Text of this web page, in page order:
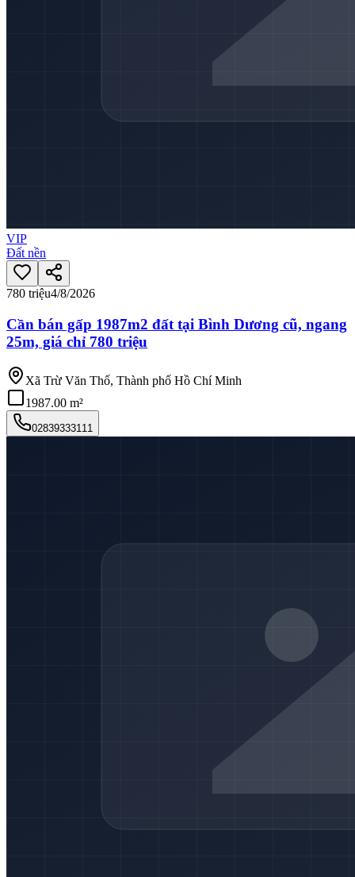
VIP
Đất nền
780 triệu4/8/2026
Cần bán gấp 1987m2 đất tại Bình Dương cũ, ngang
25m, giá chỉ 780 triệu
Xã Trừ Văn Thố, Thành phố Hồ Chí Minh
1987.00 m²
02839333111